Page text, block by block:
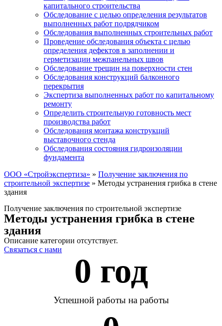
капитального строительства
Обследование с целью определения результатов
выполненных работ подрядчиком
Обследования выполненных строительных работ
Проведение обследования объекта с целью
определения дефектов в заполнении и
герметизации межпанельных швов
Обследование трещин на поверхности стен
Обследования конструкций балконного
перекрытия
Экспертиза выполненных работ по капитальному
ремонту
Определить строительную готовность мест
производства работ
Обследования монтажа конструкций
выставочного стенда
Обследования состояния гидроизоляции
фундамента
ООО «Стройэкспертиза» » Получение заключения по
строительной экспертизе » Методы устранения грибка в стене
здания
Получение заключения по строительной экспертизе
Методы устранения грибка в стене
здания
Описание категории отсутствует.
Связаться с нами
0 год
Успешной работы на работы